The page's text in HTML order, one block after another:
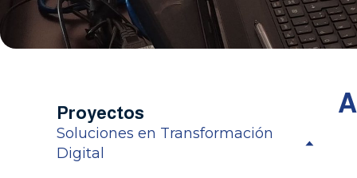
Proyectos
Soluciones en Transformación
Digital